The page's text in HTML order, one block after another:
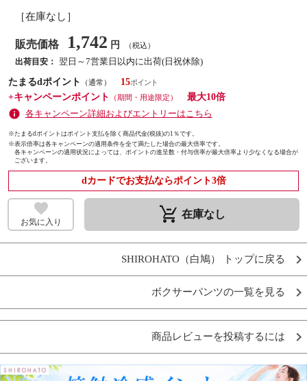
［在庫なし］
販売価格 1,742 円 （税込）
出荷目安： 翌日～7営業日以内に出荷(日祝休除)
たまるdポイント
（通常）
15
+キャンペーンポイント
（期間・用途限定）
最大10倍
各キャンペーン詳細およびエントリーはこちら
※たまるdポイントはポイント支払を除く商品代金(税抜)の1％です。
※表示倍率は各キャンペーンの適用条件を全て満たした場合の最大倍率です。
各キャンペーンの適用状況によっては、ポイントの進呈数・付与倍率が最大倍率より少なくなる場合が
ございます。
dカードでお支払ならポイント3倍
お気に入り remove_shopping_cart 在庫なし
SHIROHATO（白鳩） トップに戻る
ボクサーパンツの一覧を見る
商品レビューを投稿するには